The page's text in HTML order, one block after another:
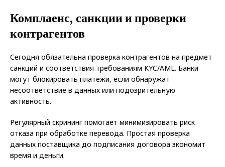
Комплаенс, санкции и проверки
контрагентов
Сегодня обязательна проверка контрагентов на предмет
санкций и соответствия требованиям KYC/AML. Банки
могут блокировать платежи, если обнаружат
несоответствие в данных или подозрительную
активность.
Регулярный скрининг помогает минимизировать риск
отказа при обработке перевода. Простая проверка
данных поставщика до подписания договора экономит
время и деньги.